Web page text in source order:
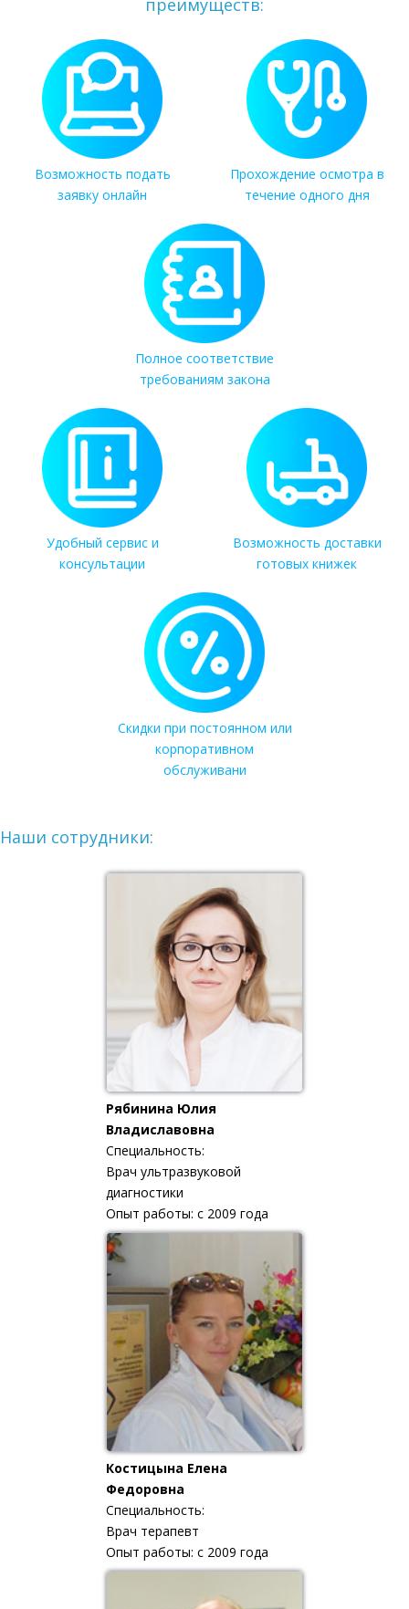
Возможность подать
заявку онлайн
Прохождение осмотра в
течение одного дня
Полное соответствие
требованиям закона
Удобный сервис и
консультации
Возможность доставки
готовых книжек
Скидки при постоянном или
корпоративном
обслуживани
Наши сотрудники:
Рябинина Юлия
Владиславовна
Специальность:
Врач ультразвуковой
диагностики
Опыт работы: с 2009 года
Костицына Елена
Федоровна
Специальность:
Врач терапевт
Опыт работы: с 2009 года